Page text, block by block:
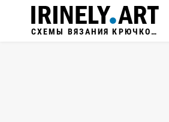
СХЕМЫ ВЯЗАНИЯ КРЮЧКОМ